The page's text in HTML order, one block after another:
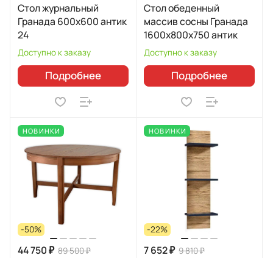
Стол журнальный
Гранада 600х600 антик
24
Доступно к заказу
Подробнее
Стол обеденный
массив сосны Гранада
1600х800х750 антик
Доступно к заказу
Подробнее
НОВИНКИ
-50%
44 750 ₽ 89 500 ₽
НОВИНКИ
-22%
7 652 ₽ 9 810 ₽